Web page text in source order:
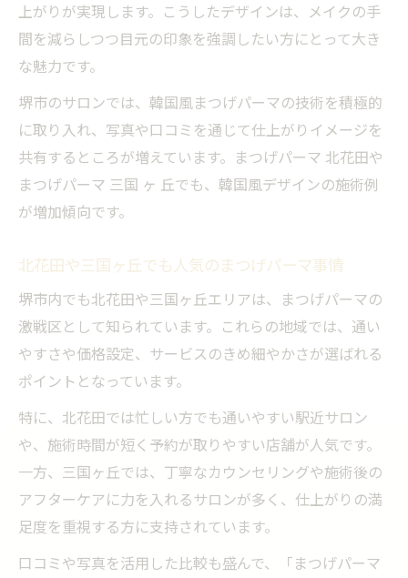
上がりが実現します。こうしたデザインは、メイクの手
間を減らしつつ目元の印象を強調したい方にとって大き
な魅力です。
堺市のサロンでは、韓国風まつげパーマの技術を積極的
に取り入れ、写真や口コミを通じて仕上がりイメージを
共有するところが増えています。まつげパーマ 北花田や
まつげパーマ 三国 ヶ 丘でも、韓国風デザインの施術例
が増加傾向です。
北花田や三国ヶ丘でも人気のまつげパーマ事情
堺市内でも北花田や三国ヶ丘エリアは、まつげパーマの
激戦区として知られています。これらの地域では、通い
やすさや価格設定、サービスのきめ細やかさが選ばれる
ポイントとなっています。
特に、北花田では忙しい方でも通いやすい駅近サロン
や、施術時間が短く予約が取りやすい店舗が人気です。
一方、三国ヶ丘では、丁寧なカウンセリングや施術後の
アフターケアに力を入れるサロンが多く、仕上がりの満
足度を重視する方に支持されています。
口コミや写真を活用した比較も盛んで、「まつげパーマ